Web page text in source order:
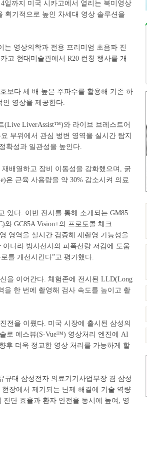
일까지 미국 시카고에서 열리는 북미영상
획기적으로 높인 차세대 영상 솔루션을
는 영상의학과 전용 프리미엄 초음파 진
고 현대미술관에서 R20 런칭 행사를 개
보다 세 배 높은 주파수를 활용해 기존 하
인 영상을 제공한다.
(Live LiverAssist™)와 라이브 브레스트어
부위에서 관심 벙변 영역을 실시간 탐지
확성과 일관성을 높인다.
배열하고 장비 이동성을 강화했으며, 굵
은 근육 사용량을 약 30% 감소시켜 의료
있다. 이번 전시를 통해 소개되는 GM85
와 GC85A Vision+의 프로토콜 체크
영역을 실시간 검증해 재촬영 가능성을
니라 방사선사의 피폭선량 저감에 도움
를 개선시킨다”고 평가했다.
을 이어간다. 체험존에 전시된 LLD(Long
을 한 번에 촬영해 검사 속도를 높이고 촬
전을 이뤘다. 미국 시장에 출시된 삼성의
로 에스뷰(S-Vue™) 영상처리 엔진에 AI
후 더욱 정교한 영상 처리를 가능하게 할
규태 삼성전자 의료기기사업부장 겸 삼성
장에서 제기되는 난제 해결에 기술 역량
단 효율과 환자 안전을 동시에 높여, 영